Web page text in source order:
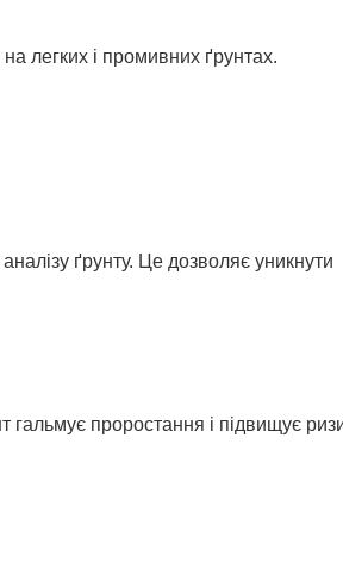
легких і промивних ґрунтах.
ґрунту. Це дозволяє уникнути
проростання і підвищує